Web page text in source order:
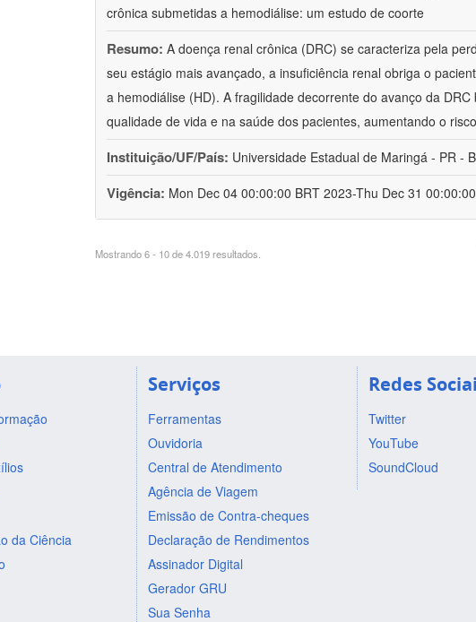
crônica submetidas a hemodiálise: um estudo de coorte
Resumo: A doença renal crônica (DRC) se caracteriza pela
seu estágio mais avançado, a insuficiência renal obriga o
a hemodiálise (HD). A fragilidade decorrente do avanço da
qualidade de vida e na saúde dos pacientes, aumentando o
Instituição/UF/País: Universidade Estadual de Maringá - PR -
Vigência: Mon Dec 04 00:00:00 BRT 2023-Thu Dec 31
Mostrando 6 - 10 de 4.019 resultados.
da Ciência
Serviços
Ferramentas
Ouvidoria
Central de Atendimento
Agência de Viagem
Emissão de Contra-cheques
Declaração de Rendimentos
Assinador Digital
Gerador GRU
Sua Senha
Redes
Twitter
YouTube
SoundCloud